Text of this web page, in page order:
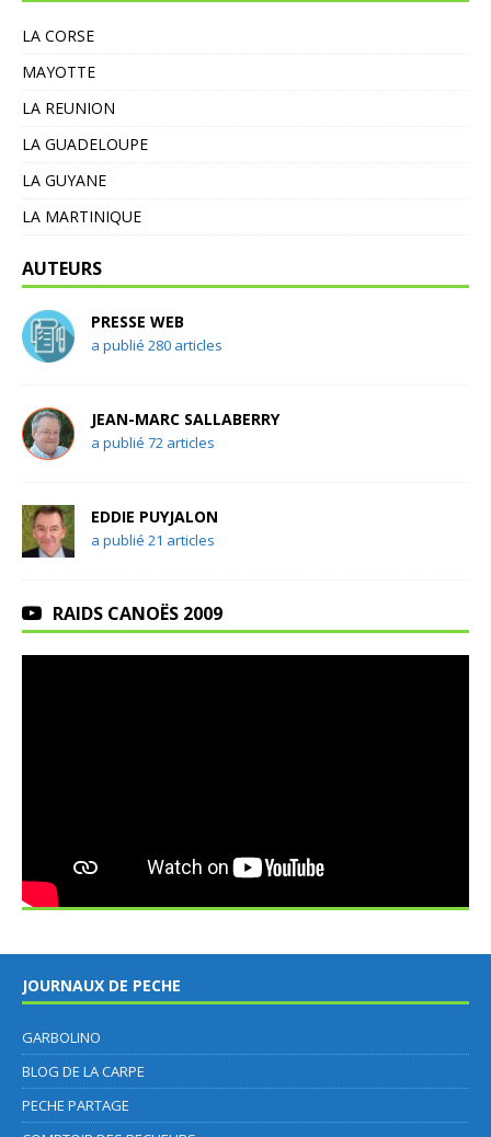
LA CORSE
MAYOTTE
LA REUNION
LA GUADELOUPE
LA GUYANE
LA MARTINIQUE
AUTEURS
PRESSE WEB
a publié 280 articles
JEAN-MARC SALLABERRY
a publié 72 articles
EDDIE PUYJALON
a publié 21 articles
RAIDS CANOËS 2009
JOURNAUX DE PECHE
GARBOLINO
BLOG DE LA CARPE
PECHE PARTAGE